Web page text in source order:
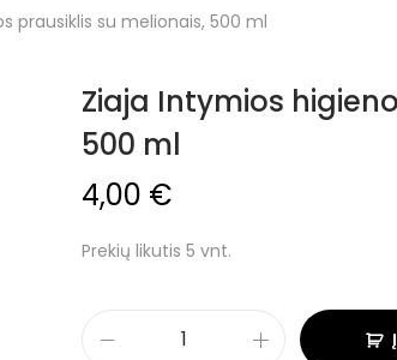
prausiklis su melionais, 500 ml
Ziaja Intymios
500 ml
4,00 €
Prekių likutis 5 vnt.